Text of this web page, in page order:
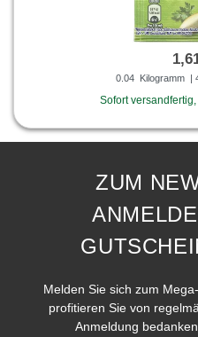
0.04 Kilogramm |
Sofort
ZUM
Melden Sie sich zum
profitieren Sie von
Anmeldung